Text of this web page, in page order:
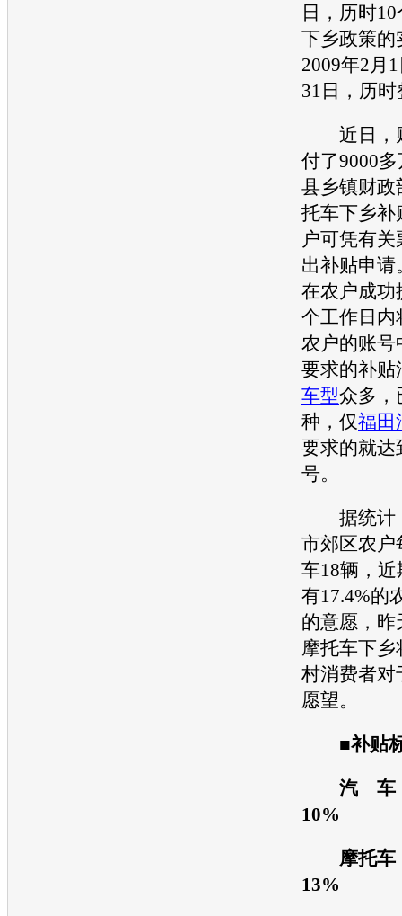
日，历时
下乡政策的
2009年2月
31日，历
近日，
付了9000
县乡镇财政
托车下乡补
户可凭有
出补贴申请
在农户成功
个工作日内
农户的账号
要求的补贴
车型众多，
种，仅福田
要求的就达
号。
据统计
市郊区农户
车18辆，
有17.4%的
的意愿，昨
摩托车下乡
村消费者对
愿望。
■补贴
汽 车：
10%
摩托车
13%